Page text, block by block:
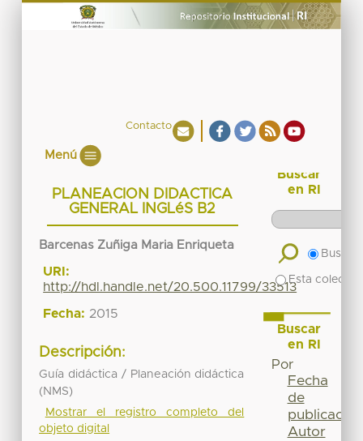
Contacto
Menú
PLANEACION DIDACTICA
GENERAL INGLéS B2
Barcenas Zuñiga Maria Enriqueta
URI:
http://hdl.handle.net/20.500.11799/33513
Fecha: 2015
Descripción:
Guía didáctica / Planeación didáctica
(NMS)
Mostrar el registro completo del
objeto digital
Buscar
en RI
Buscar
Esta
Buscar
en RI
Por
Fecha
de
publicación
Autor